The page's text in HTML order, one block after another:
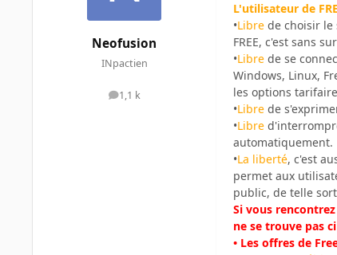
Neofusion
INpactien
1,1 k
messages
L'utilisateur de
•Libre de choisir le
FREE, c'est sans
•Libre de se
Windows, Linux,
les options
•Libre de
•Libre
automatiquement.
•La liberté, c'est
permet aux
public, de telle
Si vous
ne se trouve pas
• Les offres de